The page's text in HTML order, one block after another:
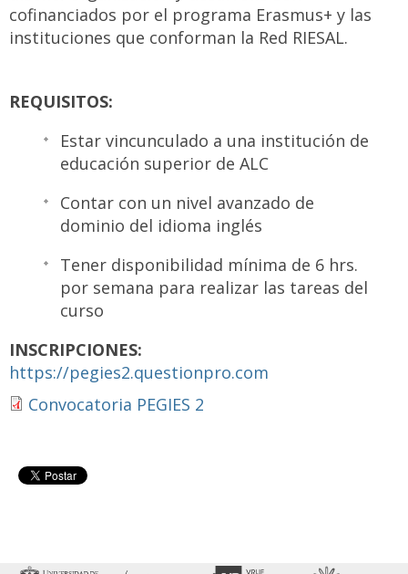
cofinanciados por el programa Erasmus+ y las
instituciones que conforman la Red RIESAL.
REQUISITOS:
Estar vincunculado a una institución de
educación superior de ALC
Contar con un nivel avanzado de
dominio del idioma inglés
Tener disponibilidad mínima de 6 hrs.
por semana para realizar las tareas del
curso
INSCRIPCIONES:
https://pegies2.questionpro.com
Convocatoria PEGIES 2